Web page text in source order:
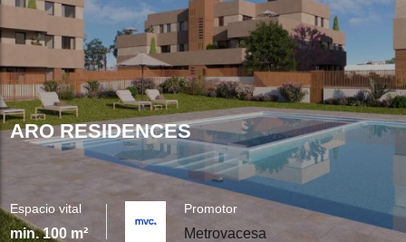
ARO RESIDENCES
Espacio vital
min. 100 m²
Promotor
Metrovacesa